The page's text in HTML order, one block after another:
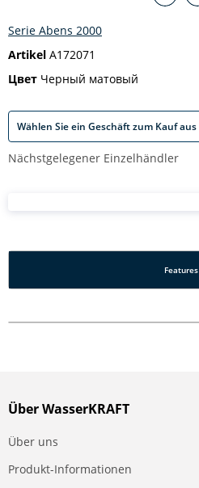
Serie Abens 2000
Artikel A172071
Цвет Черный матовый
Wählen Sie ein Geschäft zum Kauf aus
Nächstgelegener Einzelhändler
Features
Über WasserKRAFT
Über uns
Produkt-Informationen